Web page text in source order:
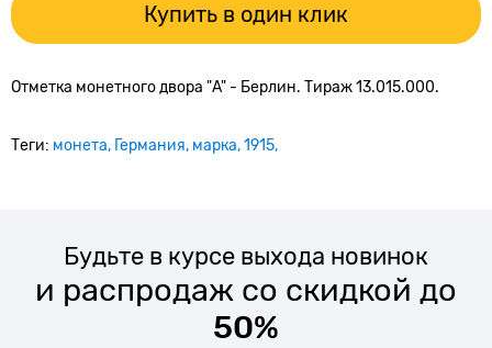
Купить в один клик
Отметка монетного двора "A" - Берлин. Тираж 13.015.000.
Теги: монета Германия марка 1915
Будьте в курсе выхода новинок
и распродаж со скидкой до
50%